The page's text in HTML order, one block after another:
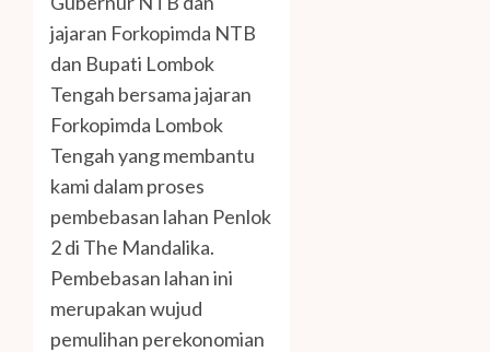
jajaran Forkopimda NTB
dan Bupati Lombok
Tengah bersama jajaran
Forkopimda Lombok
Tengah yang membantu
kami dalam proses
pembebasan lahan Penlok
2 di The Mandalika.
Pembebasan lahan ini
merupakan wujud
pemulihan perekonomian